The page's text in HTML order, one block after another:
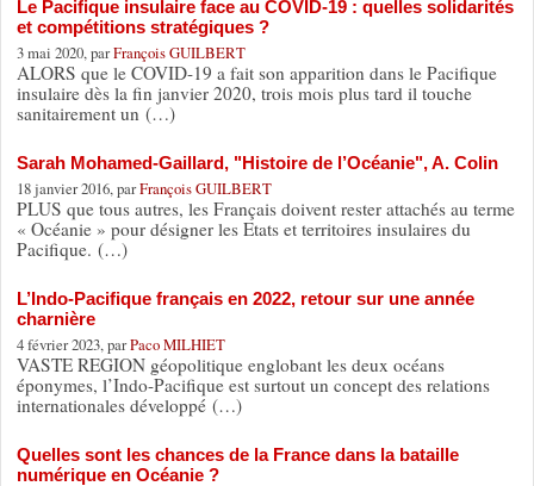
Le Pacifique insulaire face au COVID-19 : quelles solidarités
et compétitions stratégiques ?
3 mai 2020, parFrançois GUILBERT
ALORS que le COVID-19 a fait son apparition dans le Pacifique
insulaire dès la fin janvier 2020, trois mois plus tard il touche
sanitairement un (…)
Sarah Mohamed-Gaillard, "Histoire de l’Océanie", A. Colin
18 janvier 2016, parFrançois GUILBERT
PLUS que tous autres, les Français doivent rester attachés au terme
« Océanie » pour désigner les Etats et territoires insulaires du
Pacifique. (…)
L’Indo-Pacifique français en 2022, retour sur une année
charnière
4 février 2023, parPaco MILHIET
VASTE REGION géopolitique englobant les deux océans
éponymes, l’Indo-Pacifique est surtout un concept des relations
internationales développé (…)
Quelles sont les chances de la France dans la bataille
numérique en Océanie ?